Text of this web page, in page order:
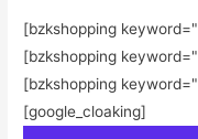
[bzkshopping keyword="
[bzkshopping keyword="
[bzkshopping keyword="
[google_cloaking]